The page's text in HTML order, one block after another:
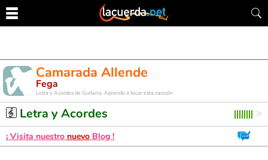
Camarada Allende
Fega
Letra y Acordes de Guitarra. Aprende a tocar esta canción
Letra y Acordes
¡ Visita nuestro nuevo Blog !